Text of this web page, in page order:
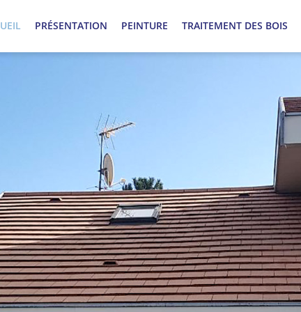
PRÉSENTATION PEINTURE TRAITEMENT DES BOIS